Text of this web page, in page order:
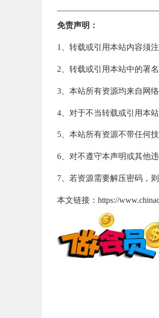
免责声明：
1、转载或引用本站内容须
2、转载或引用本站中的署
3、本站所有资源均来自网
4、对于不当转载或引用本
5、本站所有资源不带任何
6、对不遵守本声明或其他
7、若资源需要解压密码，
本文链接：https://